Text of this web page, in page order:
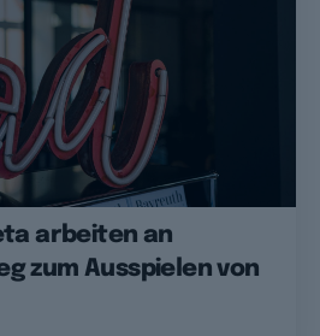
arbeiten an
zum Ausspielen von